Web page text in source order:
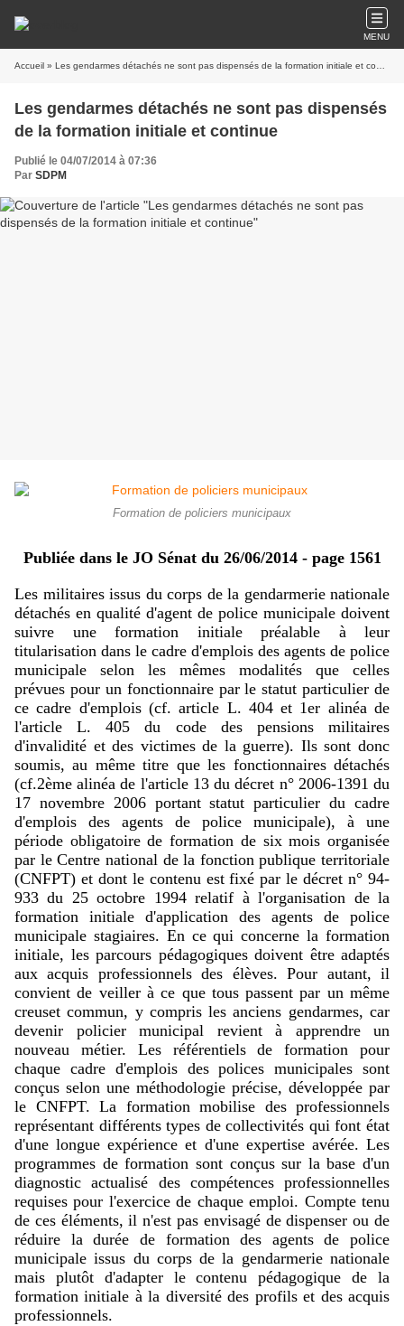
MENU
Accueil » Les gendarmes détachés ne sont pas dispensés de la formation initiale et continue
Les gendarmes détachés ne sont pas dispensés
de la formation initiale et continue
Publié le 04/07/2014 à 07:36
Par SDPM
Formation de policiers municipaux
Publiée dans le JO Sénat du 26/06/2014 - page 1561
Les militaires issus du corps de la gendarmerie nationale
détachés en qualité d'agent de police municipale doivent
suivre une formation initiale préalable à leur
titularisation dans le cadre d'emplois des agents de police
municipale selon les mêmes modalités que celles
prévues pour un fonctionnaire par le statut particulier de
ce cadre d'emplois (cf. article L. 404 et 1er alinéa de
l'article L. 405 du code des pensions militaires
d'invalidité et des victimes de la guerre). Ils sont donc
soumis, au même titre que les fonctionnaires détachés
(cf.2ème alinéa de l'article 13 du décret n° 2006-1391 du
17 novembre 2006 portant statut particulier du cadre
d'emplois des agents de police municipale), à une
période obligatoire de formation de six mois organisée
par le Centre national de la fonction publique territoriale
(CNFPT) et dont le contenu est fixé par le décret n° 94-
933 du 25 octobre 1994 relatif à l'organisation de la
formation initiale d'application des agents de police
municipale stagiaires. En ce qui concerne la formation
initiale, les parcours pédagogiques doivent être adaptés
aux acquis professionnels des élèves. Pour autant, il
convient de veiller à ce que tous passent par un même
creuset commun, y compris les anciens gendarmes, car
devenir policier municipal revient à apprendre un
nouveau métier. Les référentiels de formation pour
chaque cadre d'emplois des polices municipales sont
conçus selon une méthodologie précise, développée par
le CNFPT. La formation mobilise des professionnels
représentant différents types de collectivités qui font état
d'une longue expérience et d'une expertise avérée. Les
programmes de formation sont conçus sur la base d'un
diagnostic actualisé des compétences professionnelles
requises pour l'exercice de chaque emploi. Compte tenu
de ces éléments, il n'est pas envisagé de dispenser ou de
réduire la durée de formation des agents de police
municipale issus du corps de la gendarmerie nationale
mais plutôt d'adapter le contenu pédagogique de la
formation initiale à la diversité des profils et des acquis
professionnels.